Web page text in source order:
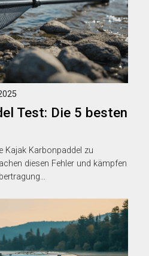
Test: Die 5 besten
Kajak Karbonpaddel zu
diesen Fehler und kämpfen